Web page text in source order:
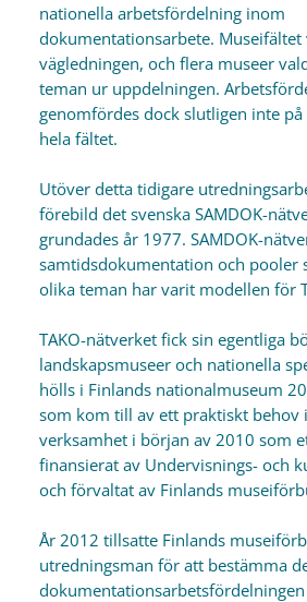
nationella arbetsfördelning inom
dokumentationsarbete. Museifältet
vägledningen, och flera museer
teman ur uppdelningen.
genomfördes dock slutligen inte
hela fältet.
Utöver detta tidigare
förebild det svenska SAMDOK-
grundades år 1977. SAMDOK-
samtidsdokumentation och pooler
olika teman har varit modellen för
TAKO-nätverket fick sin egentliga
landskapsmuseer och nationella
hölls i Finlands nationalmuseum
som kom till av ett praktiskt behov
verksamhet i början av 2010 som
finansierat av Undervisnings- och
och förvaltat av Finlands
År 2012 tillsatte Finlands
utredningsman för att bestämma